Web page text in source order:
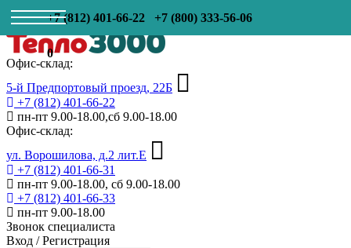
+7 (812) 401-66-22 +7 (800) 333-56-06
0
Офис-склад:
5-й Предпортовый проезд, 22Б
+7 (812) 401-66-22
пн-пт 9.00-18.00,сб 9.00-18.00
Офис-склад:
ул. Ворошилова, д.2 лит.Е
+7 (812) 401-66-31
пн-пт 9.00-18.00, сб 9.00-18.00
+7 (812) 401-66-33
пн-пт 9.00-18.00
Звонок специалиста
Вход /Регистрация